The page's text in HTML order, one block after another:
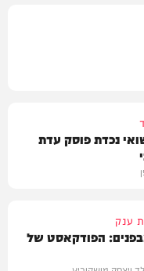
נכדת פוסק עדת
ענק
לכלא 10 מבפנים: הפודקאסט של